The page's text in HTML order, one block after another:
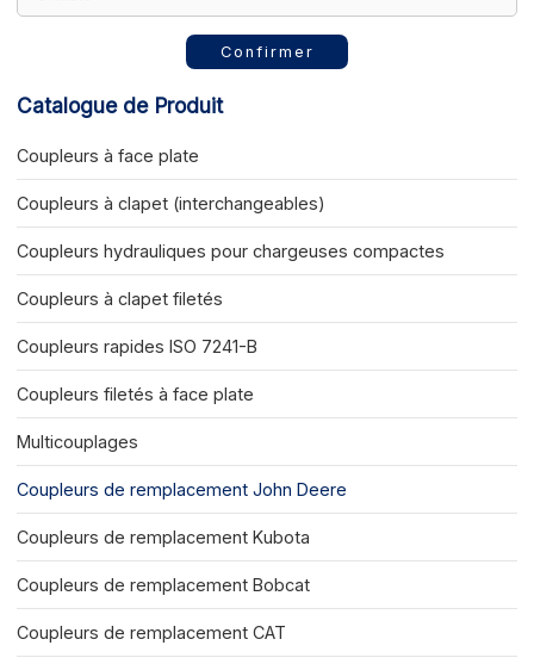
Confirmer
Catalogue de Produit
Coupleurs à face plate
Coupleurs à clapet (interchangeables)
Coupleurs hydrauliques pour chargeuses compactes
Coupleurs à clapet filetés
Coupleurs rapides ISO 7241-B
Coupleurs filetés à face plate
Multicouplages
Coupleurs de remplacement John Deere
Coupleurs de remplacement Kubota
Coupleurs de remplacement Bobcat
Coupleurs de remplacement CAT